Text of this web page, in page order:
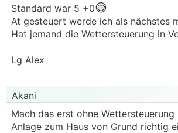
Standard war 5 +0😅
At gesteuert werde ich als nächstes
Hat jemand die Wettersteuerung in
Lg Alex
Akani
Mach das erst ohne Wettersteuerung
Anlage zum Haus von Grund richtig